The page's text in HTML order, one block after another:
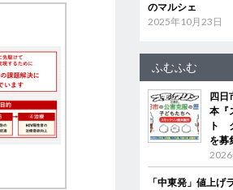
のマルシェ
2025年10月23日
ふむふむ
四日
本『
ト
を募
「中東発」値上